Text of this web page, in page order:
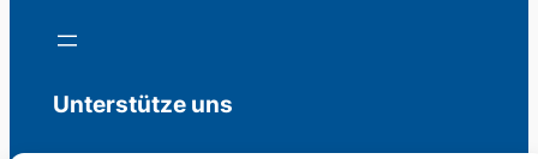
Unterstütze uns